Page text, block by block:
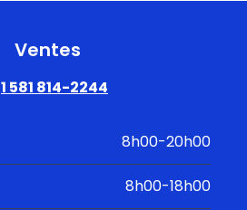
Ventes
1 581 814-2244
8h00-20h00
8h00-18h00